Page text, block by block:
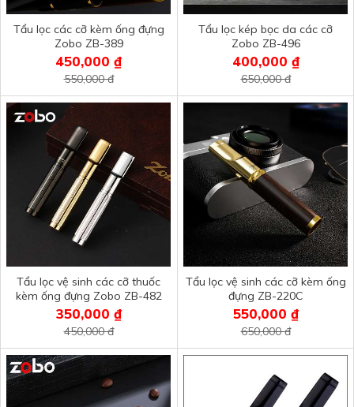
Tẩu lọc các cỡ kèm ống đựng
Zobo ZB-389
450,000 ₫
550,000 đ
Tẩu lọc kép bọc da các cỡ
Zobo ZB-496
400,000 ₫
650,000 đ
Tẩu lọc vệ sinh các cỡ thuốc
kèm ống đựng Zobo ZB-482
350,000 ₫
450,000 đ
Tẩu lọc vệ sinh các cỡ kèm ống
đựng ZB-220C
550,000 ₫
650,000 đ